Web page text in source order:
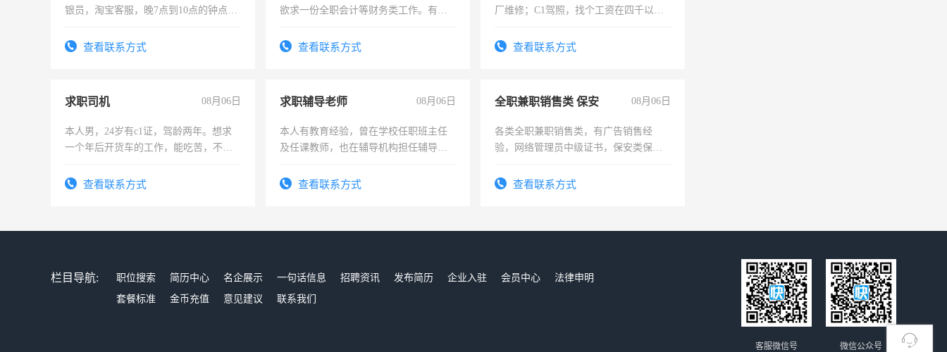
银员，淘宝客服，晚7点到10点的钟点
号同微信查看联系方式
欲求一份全职会计等财务类工作。有会
查看联系方式
厂维修；C1驾照，找个工资在四千以
电话查看联系方式
求职司机 08月06日
本人男，24岁有c1证，驾龄两年。想求
一个年后开货车的工作，能吃苦，不怕
查看联系方式
求职辅导老师 08月06日
本人有教育经验，曾在学校任职班主任
及任课教师，也在辅导机构担任辅导教
查看联系方式
全职兼职销售类 保安 08月06日
各类全职兼职销售类，有广告销售经
验，网络管理员中级证书，保安类保安
有高低压电工证和十几年工作经验
查看联系方式
栏目导航: 职位搜索 简历中心 名企展示 一句话信息 招聘资讯 发布简历 企业入驻 会员中心
法律申明
套餐标准
金币充值 意见建议 联系我们
微信公众号
客服微信号